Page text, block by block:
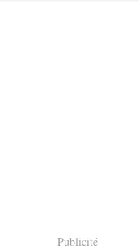
Publicité